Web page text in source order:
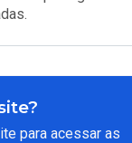
para acessar as